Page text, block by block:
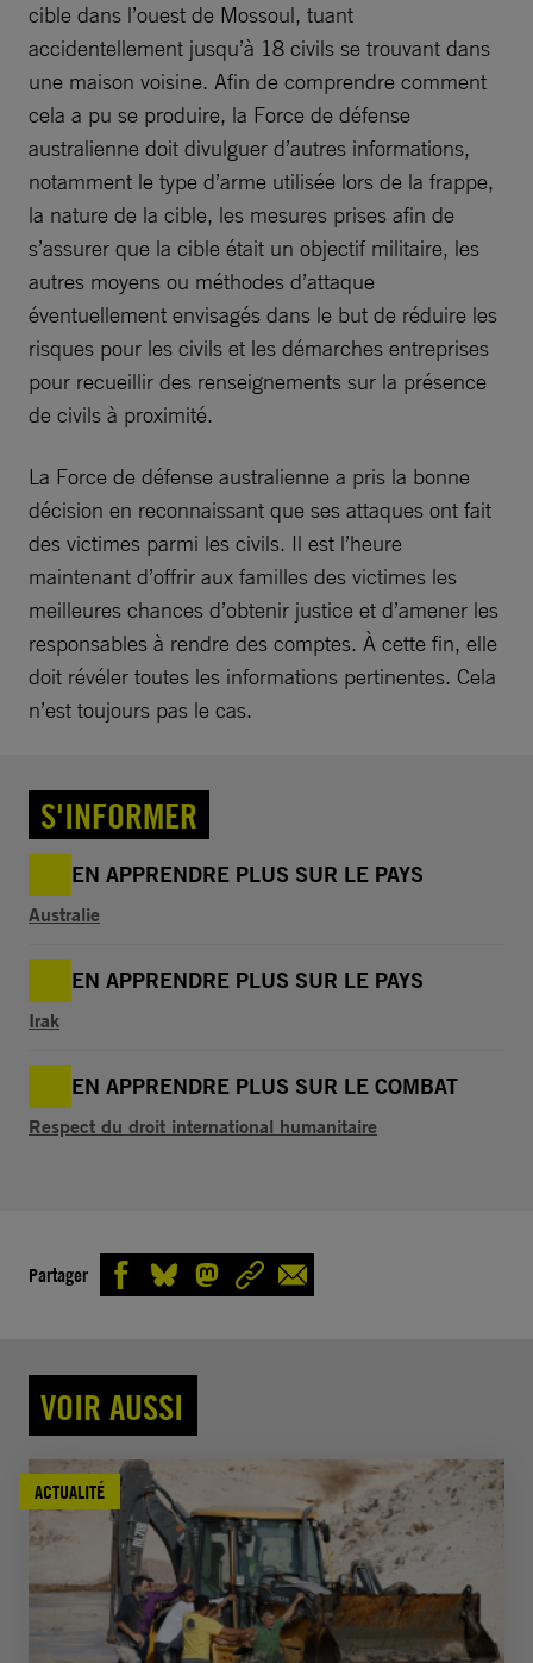
cible dans l’ouest de Mossoul, tuant
accidentellement jusqu’à 18 civils se trouvant dans
une maison voisine. Afin de comprendre comment
cela a pu se produire, la Force de défense
australienne doit divulguer d’autres informations,
notamment le type d’arme utilisée lors de la frappe,
la nature de la cible, les mesures prises afin de
s’assurer que la cible était un objectif militaire, les
autres moyens ou méthodes d’attaque
éventuellement envisagés dans le but de réduire les
risques pour les civils et les démarches entreprises
pour recueillir des renseignements sur la présence
de civils à proximité.
La Force de défense australienne a pris la bonne
décision en reconnaissant que ses attaques ont fait
des victimes parmi les civils. Il est l’heure
maintenant d’offrir aux familles des victimes les
meilleures chances d’obtenir justice et d’amener les
responsables à rendre des comptes. À cette fin, elle
doit révéler toutes les informations pertinentes. Cela
n’est toujours pas le cas.
S'INFORMER
EN APPRENDRE PLUS SUR LE PAYS
Australie
EN APPRENDRE PLUS SUR LE PAYS
Irak
EN APPRENDRE PLUS SUR LE COMBAT
Respect du droit international humanitaire
Partager
VOIR AUSSI
ACTUALITÉ